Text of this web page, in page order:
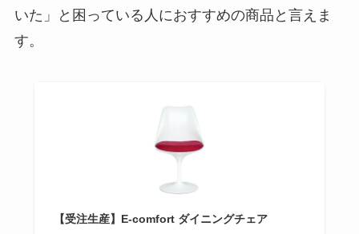
いた」と困っている人におすすめの商品と言えま
す。
【受注生産】E-comfort ダイニングチェア